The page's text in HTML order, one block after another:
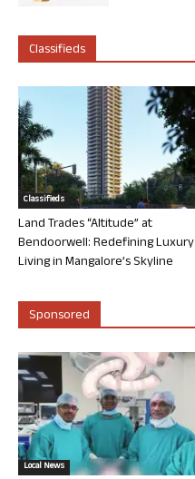
Classifieds
Classifieds
Land Trades “Altitude” at
Bendoorwell: Redefining Luxury
Living in Mangalore’s Skyline
Sponsored
Local News